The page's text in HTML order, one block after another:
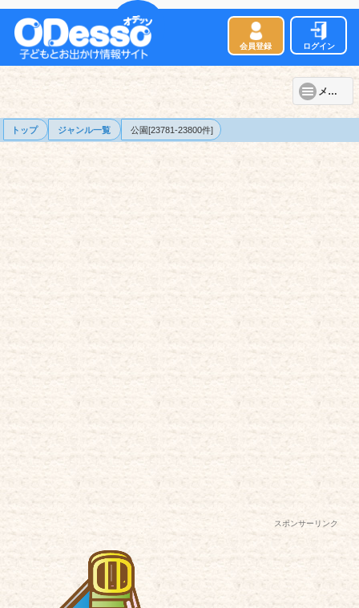
会員登録 ログイン
メニュー
トップ ジャンル一覧 公園[23781-23800件]
スポンサーリンク